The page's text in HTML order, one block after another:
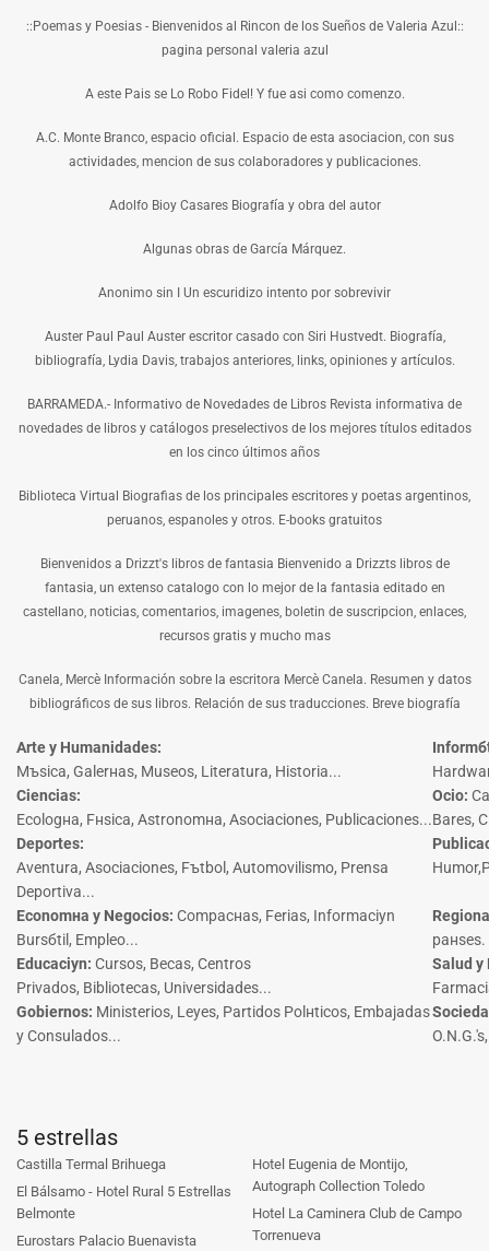
::Poemas y Poesias - Bienvenidos al Rincon de los Sueños de Valeria Azul::
pagina personal valeria azul
A este Pais se Lo Robo Fidel! Y fue asi como comenzo.
A.C. Monte Branco, espacio oficial. Espacio de esta asociacion, con sus
actividades, mencion de sus colaboradores y publicaciones.
Adolfo Bioy Casares Biografía y obra del autor
Algunas obras de García Márquez.
Anonimo sin I Un escuridizo intento por sobrevivir
Auster Paul Paul Auster escritor casado con Siri Hustvedt. Biografía,
bibliografía, Lydia Davis, trabajos anteriores, links, opiniones y artículos.
BARRAMEDA.- Informativo de Novedades de Libros Revista informativa de
novedades de libros y catálogos preselectivos de los mejores títulos editados
en los cinco últimos años
Biblioteca Virtual Biografias de los principales escritores y poetas argentinos,
peruanos, espanoles y otros. E-books gratuitos
Bienvenidos a Drizzt's libros de fantasia Bienvenido a Drizzts libros de
fantasia, un extenso catalogo con lo mejor de la fantasia editado en
castellano, noticias, comentarios, imagenes, boletin de suscripcion, enlaces,
recursos gratis y mucho mas
Canela, Mercè Información sobre la escritora Mercè Canela. Resumen y datos
bibliográficos de sus libros. Relación de sus traducciones. Breve biografía
Arte y Humanidades:
Mъsica, Galerнas, Museos, Literatura, Historia...
Ciencias:
Ecologнa, Fнsica, Astronomнa, Asociaciones, Publicaciones...
Ocio:
Bares,
Deportes:
Aventura, Asociaciones, Fъtbol, Automovilismo, Prensa
Deportiva...
Economнa y Negocios: Compaснas, Ferias, Informaciуn
Bursбtil, Empleo...
paнses.
Educaciуn: Cursos, Becas, Centros
Privados, Bibliotecas, Universidades...
Salud y
Gobiernos: Ministerios, Leyes, Partidos Polнticos, Embajadas
y Consulados...
5 estrellas
Castilla Termal Brihuega
El Bálsamo - Hotel Rural 5 Estrellas
Belmonte
Eurostars Palacio Buenavista
Hotel Eugenia de Montijo,
Autograph Collection Toledo
Hotel La Caminera Club de Campo
Torrenueva